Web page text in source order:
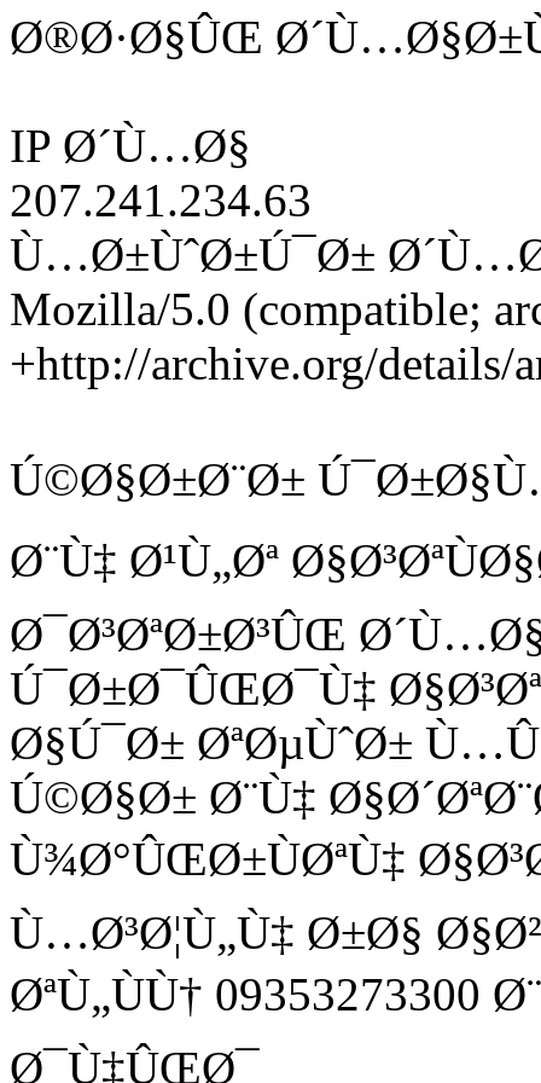
Ø®Ø·Ø§ÛŒ
IP Ø´Ù…Ø§
207.241.234.63
Ù…Ø±ÙˆØ±Ú¯Ø±
Mozilla/5.0 (compatible;
+http://archive.org/details/
Ú©Ø§Ø±Ø¨Ø±
Ø¨Ù‡ Ø¹Ù„Øª
Ø¯Ø³ØªØ±Ø³ÛŒ
Ú¯Ø±Ø¯ÛŒØ¯Ù‡ Ø§Ø³Øª
Ø§Ú¯Ø± ØªØµÙˆØ±
Ú©Ø§Ø± Ø¨Ù‡
Ù¾Ø°ÛŒØ±ÙØªÙ‡
Ù…Ø³Ø¦Ù„Ù‡ Ø±Ø§
ØªÙ„ÙÙ†
Ø¯Ù‡ÛŒØ¯